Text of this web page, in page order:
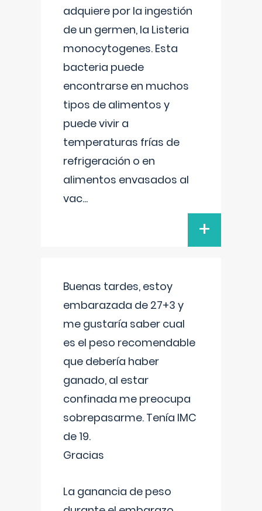
adquiere por la ingestión
de un germen, la Listeria
monocytogenes. Esta
bacteria puede
encontrarse en muchos
tipos de alimentos y
puede vivir a
temperaturas frías de
refrigeración o en
alimentos envasados al
vac...
+
Buenas tardes, estoy
embarazada de 27+3 y
me gustaría saber cual
es el peso recomendable
que debería haber
ganado, al estar
confinada me preocupa
sobrepasarme. Tenía IMC
de 19.
Gracias
La ganancia de peso